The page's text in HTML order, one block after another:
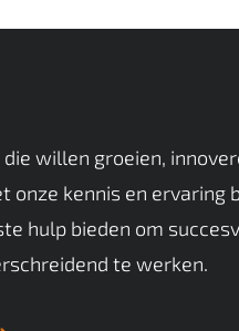
willen groeien,
onze kennis en ervaring
hulp bieden om
te werken.